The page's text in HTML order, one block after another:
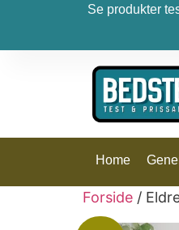
Se produkter
Home
Forside /